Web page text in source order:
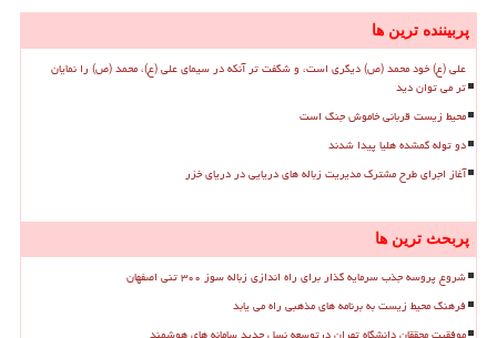
پربیننده ترین ها
علی (ع) خود محمد (ص) دیگری است، و شگفت تر آنکه در سیمای علی (ع)، محمد (ص) را نمایان
تر می توان دید
محیط زیست قربانی خاموش جنگ است
دو توله گمشده هلیا پیدا شدند
آغاز اجرای طرح مشترک مدیریت زباله های دریایی در دریای خزر
پربحث ترین ها
شروع پروسه جذب سرمایه گذار برای راه اندازی زباله سوز ۳۰۰ تنی اصفهان
فرهنگ محیط زیست به برنامه های مذهبی راه می یابد